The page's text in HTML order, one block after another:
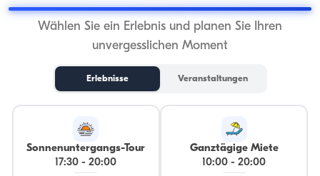
Wählen Sie ein Erlebnis und planen Sie Ihren
unvergesslichen Moment
Erlebnisse Veranstaltungen
Sonnenuntergangs-Tour
17:30 -20:00
Ganztägige Miete
10:00 -20:00